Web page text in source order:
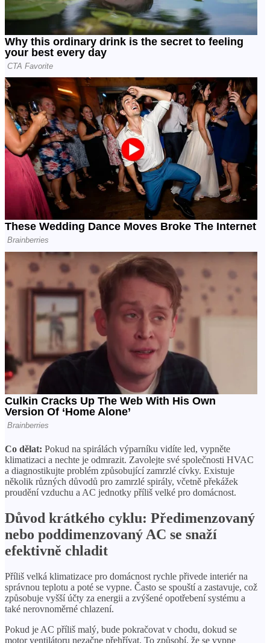
Co dělat: Pokud na spirálách výparníku vidíte led, vypněte
klimatizaci a nechte je odmrazit. Zavolejte své společnosti HVAC
a diagnostikujte problém způsobující zamrzlé cívky. Existuje
několik různých důvodů pro zamrzlé spirály, včetně překážek
proudění vzduchu a AC jednotky příliš velké pro domácnost.
Důvod krátkého cyklu: Předimenzovaný
nebo poddimenzovaný AC se snaží
efektivně chladit
Příliš velká klimatizace pro domácnost rychle přivede interiér na
správnou teplotu a poté se vypne. Často se spouští a zastavuje, což
způsobuje vyšší účty za energii a zvýšené opotřebení systému a
také nerovnoměrné chlazení.
Pokud je AC příliš malý, bude pokračovat v chodu, dokud se
motor ventilátoru nezačne přehřívat. To způsobí, že se vypne